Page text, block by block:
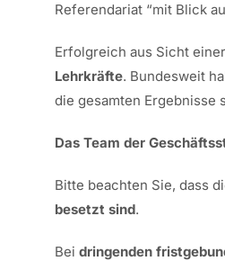
Referendariat “mit Blick
Erfolgreich aus Sicht
Lehrkräfte. Bundesweit
die gesamten Ergebnisse
Das Team der
Bitte beachten Sie, dass
besetzt sind.
Bei dringenden